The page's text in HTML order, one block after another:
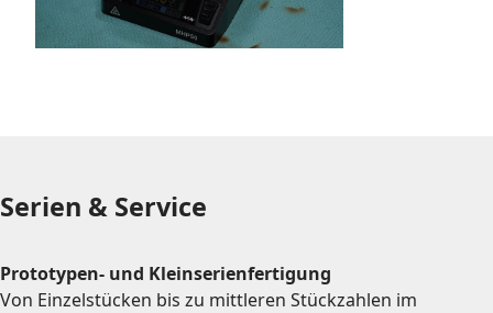
Serien & Service
Prototypen- und Kleinserienfertigung
Von Einzelstücken bis zu mittleren Stückzahlen im